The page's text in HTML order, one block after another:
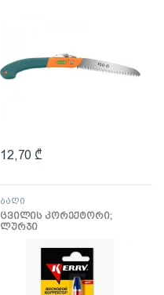
12,70 ₾
ბაღი
ცვილის კორექტორი;
ლურჯი